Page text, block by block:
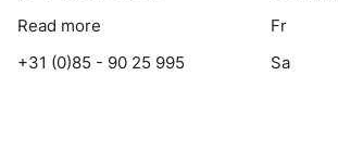
Read more
+31 (0)85 - 90 25 995
Fr
Sa